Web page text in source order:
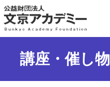
講座・催し物